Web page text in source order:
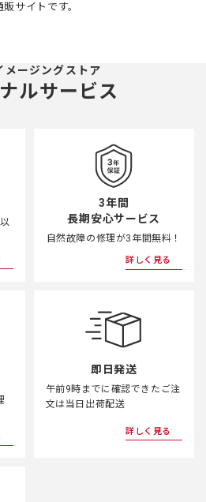
サイトです。
メージングストア
ルサービス
3年間
長期安心サービス
自然故障の修理が3年間無料！
詳しく見る
即日発送
午前9時までに確認できたご注
文は当日出荷配送
詳しく見る